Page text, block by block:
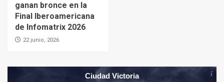
ganan bronce en la
Final Iberoamericana
de Infomatrix 2026
22 junio, 2026
Ciudad Victoria